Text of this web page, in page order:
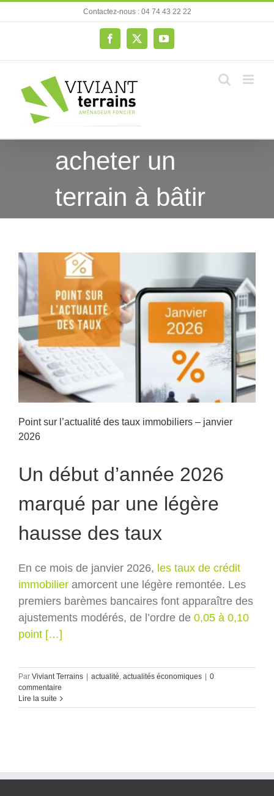
au
Contactez-nous : 04 74 43 22 22
Facebook
X YouTube
acheter un
terrain à bâtir
Point sur l’actualité des taux immobiliers – janvier
2026
Un début d’année 2026
marqué par une légère
hausse des taux
En ce mois de janvier 2026, les taux de crédit
immobilier amorcent une légère remontée. Les
premiers barèmes bancaires font apparaître des
ajustements modérés, de l’ordre de 0,05 à 0,10
point […]
Par Viviant Terrains actualité, actualités économiques
0
commentaire
Lire la suite